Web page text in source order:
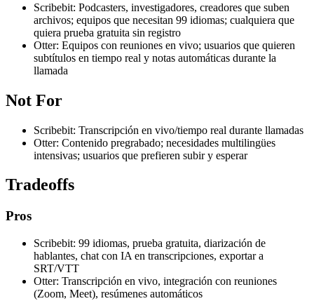
Scribebit: Podcasters, investigadores, creadores que suben
archivos; equipos que necesitan 99 idiomas; cualquiera que
quiera prueba gratuita sin registro
Otter: Equipos con reuniones en vivo; usuarios que quieren
subtítulos en tiempo real y notas automáticas durante la
llamada
Not For
Scribebit: Transcripción en vivo/tiempo real durante llamadas
Otter: Contenido pregrabado; necesidades multilingües
intensivas; usuarios que prefieren subir y esperar
Tradeoffs
Pros
Scribebit: 99 idiomas, prueba gratuita, diarización de
hablantes, chat con IA en transcripciones, exportar a
SRT/VTT
Otter: Transcripción en vivo, integración con reuniones
(Zoom, Meet), resúmenes automáticos